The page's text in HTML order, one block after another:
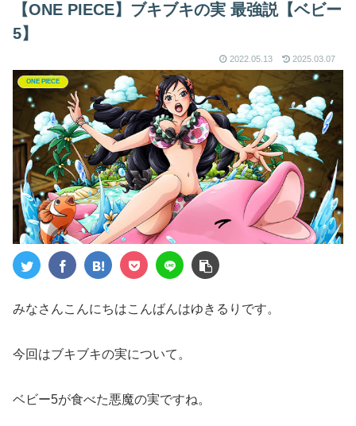
【ONE PIECE】ブキブキの実 最強説【ベビー
5】
2022.05.13 2025.03.07
ONE PIECE
みなさんこんにちはこんばんはゆきるりです。
今回はブキブキの実について。
ベビー5が食べた悪魔の実ですね。